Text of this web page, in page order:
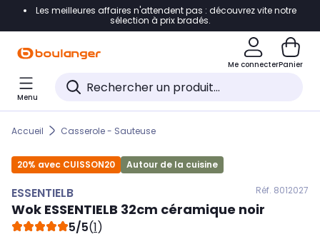
Accéder directement à la navigation
Accéder directement au pied de page
Accéder directement au chatbot
Les meilleures affaires n'attendent pas : découvrez vite notre
sélection à prix bradés.
Me connecterPanier
Menu
Accueil Casserole - Sauteuse
20% avec CUISSON20 Autour de la cuisine
ESSENTIELB Réf. 8012027
Wok ESSENTIELB 32cm céramique noir
5/5(1)